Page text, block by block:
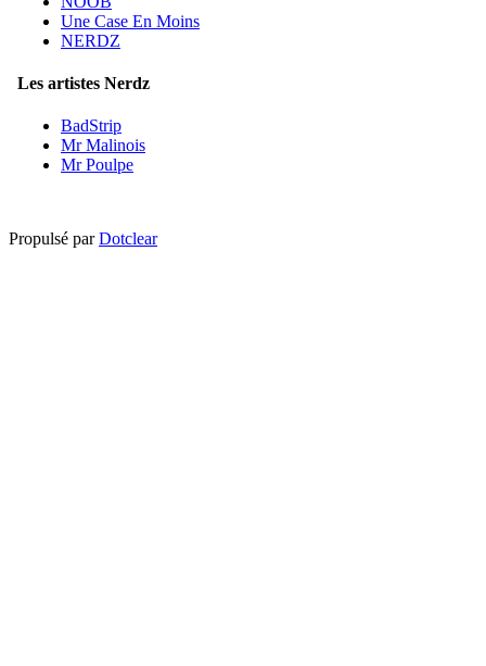
Une Case En Moins
NERDZ
Les artistes Nerdz
BadStrip
Mr Malinois
Mr Poulpe
Propulsé parDotclear